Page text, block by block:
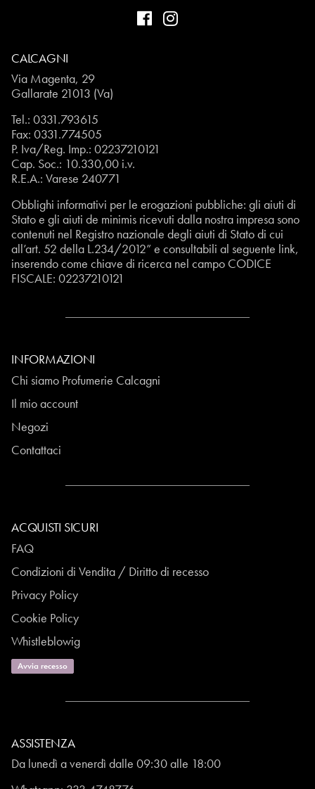
CALCAGNI
Via Magenta, 29
Gallarate 21013 (Va)
Tel.: 0331.793615
Fax: 0331.774505
P. Iva/Reg. Imp.: 02237210121
Cap. Soc.: 10.330,00 i.v.
R.E.A.: Varese 240771
Obblighi informativi per le erogazioni pubbliche: gli aiuti di
Stato e gli aiuti de minimis ricevuti dalla nostra impresa sono
contenuti nel Registro nazionale degli aiuti di Stato di cui
all’art. 52 della L.234/2012” e consultabili al seguente link,
inserendo come chiave di ricerca nel campo CODICE
FISCALE: 02237210121
INFORMAZIONI
Chi siamo Profumerie Calcagni
Il mio account
Negozi
Contattaci
ACQUISTI SICURI
FAQ
Condizioni di Vendita / Diritto di recesso
Privacy Policy
Cookie Policy
Whistleblowig
Avvia recesso
ASSISTENZA
Da lunedì a venerdì dalle 09:30 alle 18:00